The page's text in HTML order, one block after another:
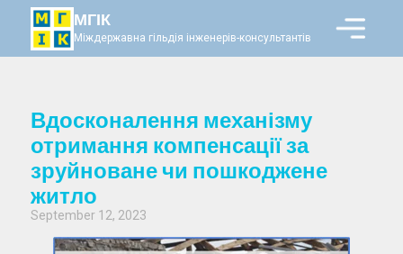
МГІК
Міждержавна гільдія інженерів-консультантів
Вдосконалення механізму
отримання компенсації за
зруйноване чи пошкоджене
житло
September 12, 2023